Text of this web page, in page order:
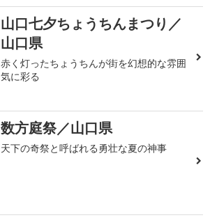
山口七夕ちょうちんまつり／
山口県
赤く灯ったちょうちんが街を幻想的な雰囲
気に彩る
数方庭祭／山口県
天下の奇祭と呼ばれる勇壮な夏の神事